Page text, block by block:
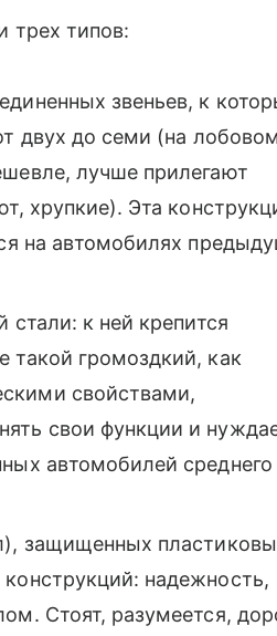
трех типов:
звеньев, к
двух до семи (на лобовом
лучше прилегают
хрупкие). Эта
на автомобилях
стали: к ней крепится
такой громоздкий, как
свойствами,
свои функции и
автомобилей среднего
защищенных
надежность,
Стоят, разумеется,